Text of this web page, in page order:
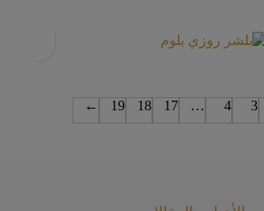
3
4
…
17
18
19
←